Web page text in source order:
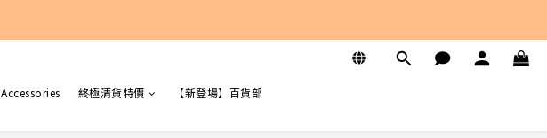
Accessories 終極清貨特價 【新登場】百貨部